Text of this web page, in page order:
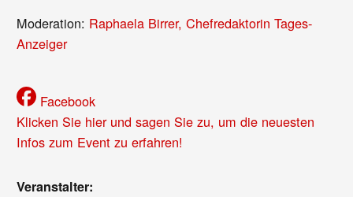
Moderation: Raphaela Birrer, Chefredaktorin Tages-
Anzeiger
Facebook
Klicken Sie hier und sagen Sie zu, um die neuesten
Infos zum Event zu erfahren!
Veranstalter: